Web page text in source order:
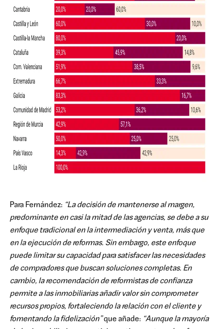
Para Fernández: “La decisión de mantenerse al margen,
predominante en casi la mitad de las agencias, se debe a su
enfoque tradicional en la intermediación y venta, más que
en la ejecución de reformas. Sin embargo, este enfoque
puede limitar su capacidad para satisfacer las necesidades
de compradores que buscan soluciones completas. En
cambio, la recomendación de reformistas de confianza
permite a las inmobiliarias añadir valor sin comprometer
recursos propios, fortaleciendo la relación con el cliente y
fomentando la fidelización”que añade: “Aunque la mayoría